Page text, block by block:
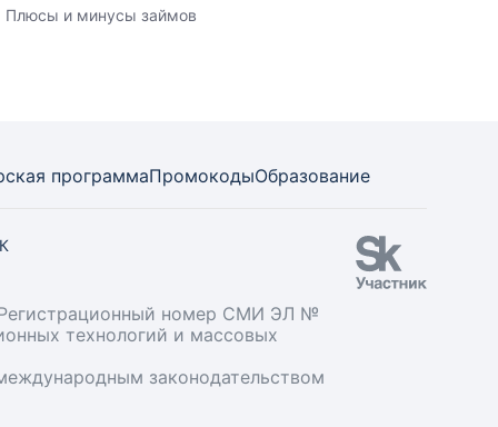
Плюсы и минусы займов
программаПромокодыОбразование
Регистрационный номер СМИ ЭЛ №
технологий и массовых
законодательством